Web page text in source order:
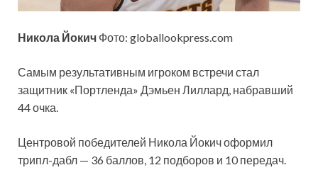
Никола Йокич Фото: globallookpress.com
Самым результативным игроком встречи стал
защитник «Портленда» Дэмьен Лиллард, набравший
44 очка.
Центровой победителей Никола Йокич оформил
трипл-дабл — 36 баллов, 12 подборов и 10 передач.